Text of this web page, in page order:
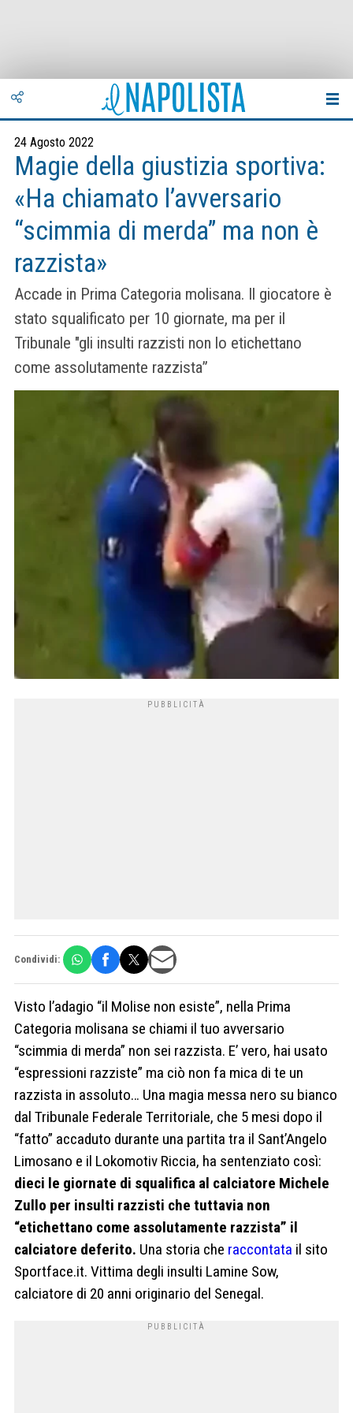
24 Agosto 2022
Magie della giustizia sportiva:
«Ha chiamato l’avversario
“scimmia di merda” ma non è
razzista»
Accade in Prima Categoria molisana. Il giocatore è
stato squalificato per 10 giornate, ma per il
Tribunale "gli insulti razzisti non lo etichettano
come assolutamente razzista”
Condividi:
Visto l’adagio “il Molise non esiste”, nella Prima
Categoria molisana se chiami il tuo avversario
“scimmia di merda” non sei razzista. E’ vero, hai usato
“espressioni razziste” ma ciò non fa mica di te un
razzista in assoluto… Una magia messa nero su bianco
dal Tribunale Federale Territoriale, che 5 mesi dopo il
“fatto” accaduto durante una partita tra il Sant’Angelo
Limosano e il Lokomotiv Riccia, ha sentenziato così:
dieci le giornate di squalifica al calciatore Michele
Zullo per insulti razzisti che tuttavia non
“etichettano come assolutamente razzista” il
calciatore deferito. Una storia che raccontata il sito
Sportface.it. Vittima degli insulti Lamine Sow,
calciatore di 20 anni originario del Senegal.